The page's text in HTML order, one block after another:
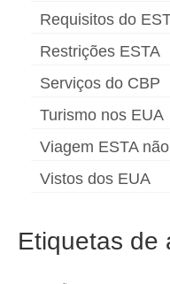
Requisitos do
Restrições ESTA
Serviços do CBP
Turismo nos EUA
Viagem ESTA
Vistos dos EUA
Etiquetas de